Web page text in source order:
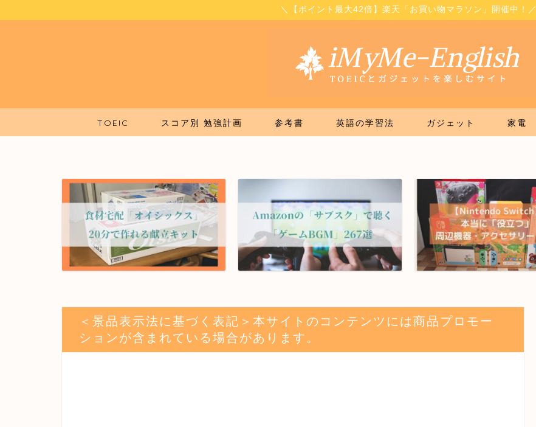
＼【ポイント最大42倍】楽天「お買い物マラソン」開催中！／
TOEIC スコア別 勉強計画 参考書 英語の学習法 ガジェット 家電
＜景品表示法に基づく表記＞本サイトのコンテンツには商品プロモー
ションが含まれている場合があります。